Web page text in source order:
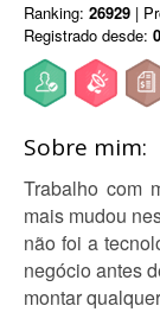
Ranking: 26929 |
Registrado desde:
Sobre mim:
Trabalho com
mais mudou
não foi a
negócio antes
montar